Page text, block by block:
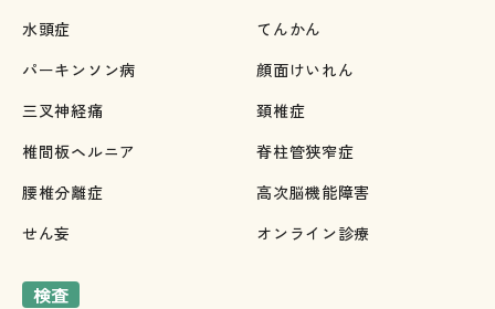
水頭症
てんかん
パーキンソン病
顔面けいれん
三叉神経痛
頚椎症
椎間板ヘルニア
脊柱管狭窄症
腰椎分離症
高次脳機能障害
せん妄
オンライン診療
検査